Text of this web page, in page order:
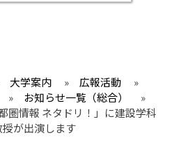
大学案内 » 広報活動
»
» お知らせ一覧（総合）
»
圏情報 ネタドリ！」に建設学科
が出演します